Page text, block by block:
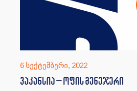
6 სექტემბერი, 2022
ვაკანსია – ოფის მენეჯერი